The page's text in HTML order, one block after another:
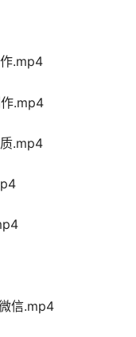
.mp4
.mp4
.mp4
信.mp4